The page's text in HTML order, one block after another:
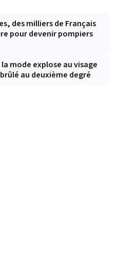
des milliers de Français
pour devenir pompiers
mode explose au visage
au deuxième degré